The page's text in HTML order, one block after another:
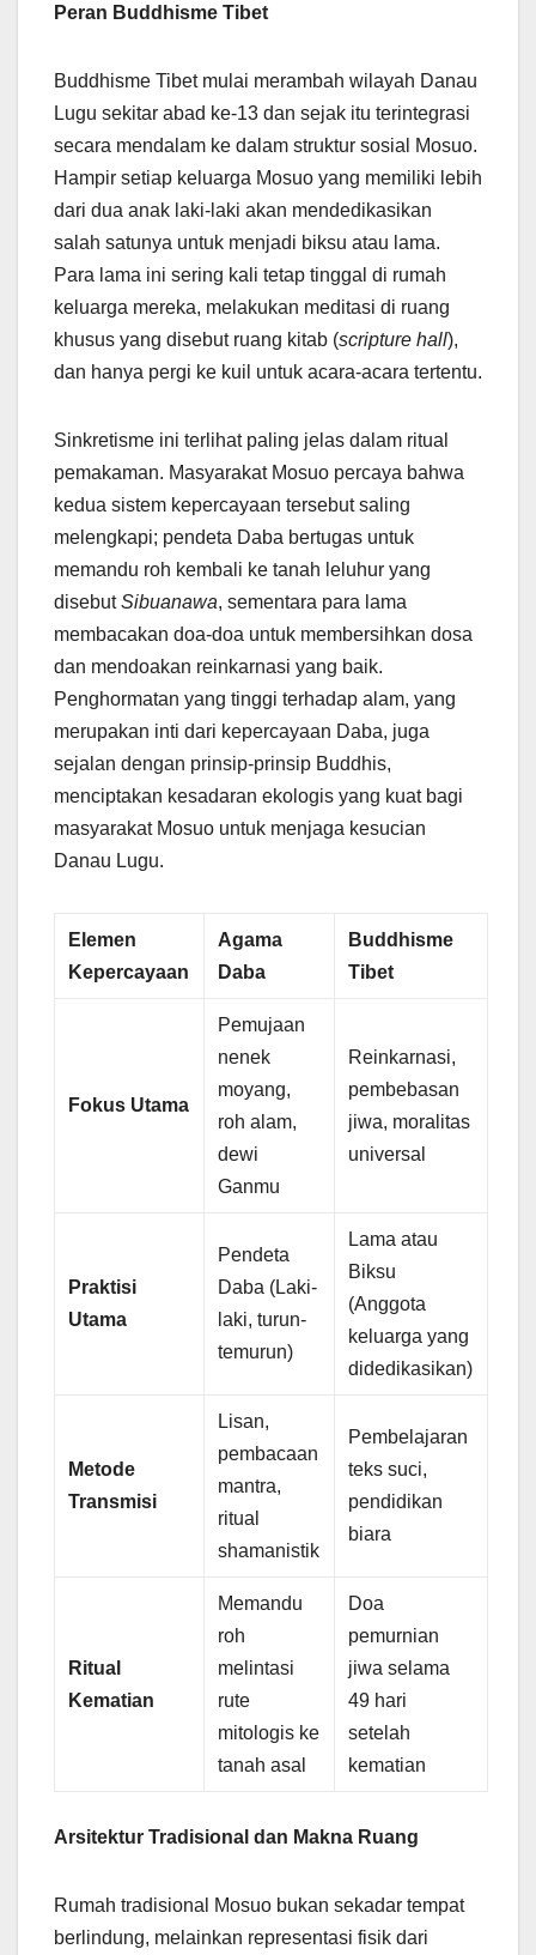
Peran Buddhisme Tibet
Buddhisme Tibet mulai merambah wilayah Danau
Lugu sekitar abad ke-13 dan sejak itu terintegrasi
secara mendalam ke dalam struktur sosial Mosuo.
Hampir setiap keluarga Mosuo yang memiliki lebih
dari dua anak laki-laki akan mendedikasikan
salah satunya untuk menjadi biksu atau lama.
Para lama ini sering kali tetap tinggal di rumah
keluarga mereka, melakukan meditasi di ruang
khusus yang disebut ruang kitab (scripture hall),
dan hanya pergi ke kuil untuk acara-acara tertentu.
Sinkretisme ini terlihat paling jelas dalam ritual
pemakaman. Masyarakat Mosuo percaya bahwa
kedua sistem kepercayaan tersebut saling
melengkapi; pendeta Daba bertugas untuk
memandu roh kembali ke tanah leluhur yang
disebutSibuanawa, sementara para lama
membacakan doa-doa untuk membersihkan dosa
dan mendoakan reinkarnasi yang baik.
Penghormatan yang tinggi terhadap alam, yang
merupakan inti dari kepercayaan Daba, juga
sejalan dengan prinsip-prinsip Buddhis,
menciptakan kesadaran ekologis yang kuat bagi
masyarakat Mosuo untuk menjaga kesucian
Danau Lugu.
Elemen
Kepercayaan
Agama
Daba
Buddhisme
Tibet
Fokus Utama
Pemujaan
nenek
moyang,
roh alam,
dewi
Ganmu
Reinkarnasi,
pembebasan
jiwa, moralitas
universal
Praktisi
Utama
Pendeta
Daba (Laki-
laki, turun-
temurun)
Lama atau
Biksu
(Anggota
keluarga yang
didedikasikan)
Metode
Transmisi
Lisan,
pembacaan
mantra,
ritual
shamanistik
Pembelajaran
teks suci,
pendidikan
biara
Ritual
Kematian
Memandu
roh
melintasi
rute
mitologis ke
tanah asal
Doa
pemurnian
jiwa selama
49 hari
setelah
kematian
Arsitektur Tradisional dan Makna Ruang
Rumah tradisional Mosuo bukan sekadar tempat
berlindung, melainkan representasi fisik dari